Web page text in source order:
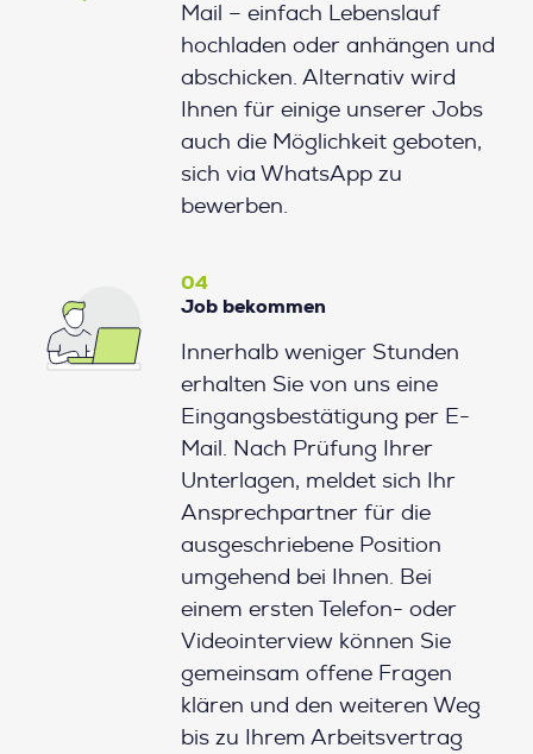
Mail – einfach Lebenslauf
hochladen oder anhängen und
abschicken. Alternativ wird
Ihnen für einige unserer Jobs
auch die Möglichkeit geboten,
sich via WhatsApp zu
bewerben.
04
Job bekommen
Innerhalb weniger Stunden
erhalten Sie von uns eine
Eingangsbestätigung per E-
Mail. Nach Prüfung Ihrer
Unterlagen, meldet sich Ihr
Ansprechpartner für die
ausgeschriebene Position
umgehend bei Ihnen. Bei
einem ersten Telefon- oder
Videointerview können Sie
gemeinsam offene Fragen
klären und den weiteren Weg
bis zu Ihrem Arbeitsvertrag